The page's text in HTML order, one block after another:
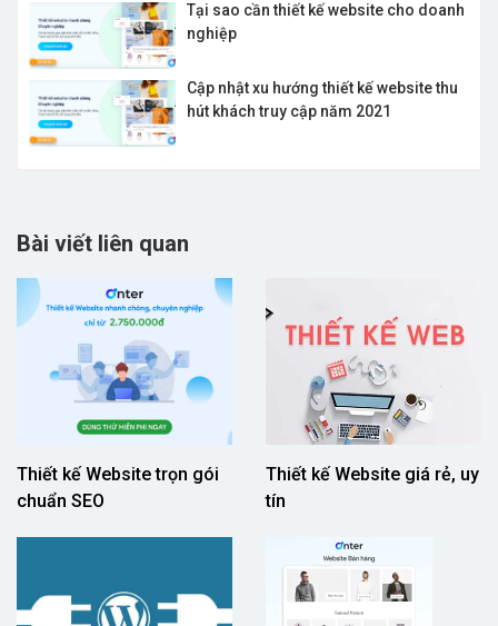
Tại sao cần thiết kế website cho doanh
nghiệp
Cập nhật xu hướng thiết kế website thu
hút khách truy cập năm 2021
Bài viết liên quan
Thiết kế Website trọn gói
chuẩn SEO
Thiết kế Website giá rẻ, uy
tín